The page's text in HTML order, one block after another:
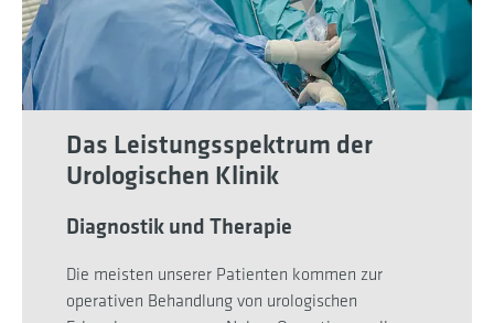
Das Leistungsspektrum der
Urologischen Klinik
Diagnostik und Therapie
Die meisten unserer Patienten kommen zur
operativen Behandlung von urologischen